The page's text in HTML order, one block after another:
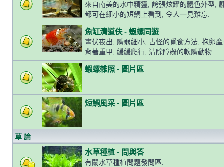
來自南美的水中精靈, 誇張炫耀的體色外型,
都可在細小的短鯛上看到, 令人一見難忘.
魚缸清道伕 - 蝦螺同遊
晝伏夜出, 體弱細小, 古怪的覓食方法, 抱卵
背著重甲, 緩緩爬行, 清除障礙的軟體動物.
蝦螺雜照 - 圖片區
短鯛風采 - 圖片區
草 論
水草種植 - 問與答
有關水草種植問題發問區.